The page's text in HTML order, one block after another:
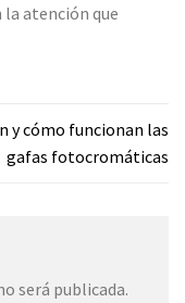
la atención que
y cómo funcionan las
gafas fotocromáticas
será publicada.